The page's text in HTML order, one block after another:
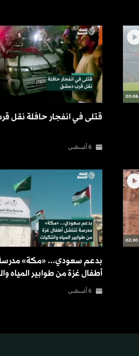
03:06
قتلى في انفجار حافلة نقل
6 أغسطس
02:30
بدعم سعودي... «مكة»
أطفال غزة من طوابير المياه
6 أغسطس